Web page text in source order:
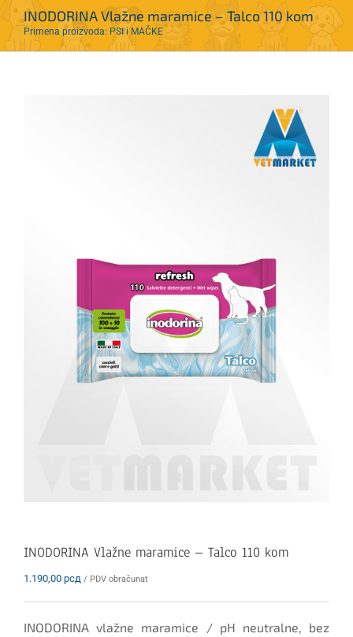
INODORINA Vlažne maramice – Talco 110 kom
Primena proizvoda: PSI i MAČKE
INODORINA Vlažne maramice – Talco 110 kom
1.190,00 рсд / PDV obračunat
INODORINA vlažne maramice / pH neutralne, bez